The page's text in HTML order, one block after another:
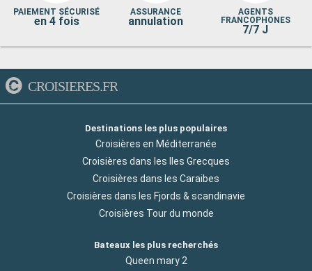
PAIEMENT SÉCURISÉ
en 4 fois
ASSURANCE
annulation
AGENTS
FRANCOPHONES
7/7 J
CROISIERES.FR
Destinations les plus populaires
Croisières en Méditerranée
Croisières dans les Iles Grecques
Croisières dans les Caraibes
Croisières dans les Fjords & scandinavie
Croisières Tour du monde
Bateaux les plus recherchés
Queen mary 2